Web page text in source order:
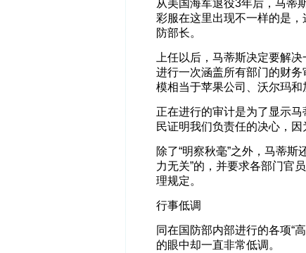
从美国海军退役3年后，马蒂
彩服在这里出现不一样的是
防部长。
上任以后，马蒂斯决定要解
进行一次涵盖所有部门的财
模相当于苹果公司、沃尔玛和
正在进行的审计是为了显示
民证明我们负责任的决心，因
除了“明察秋毫”之外，马蒂
力无关”的，并要求各部门官
理规定。
行事低调
同在国防部内部进行的各项“
的眼中却一直非常低调。